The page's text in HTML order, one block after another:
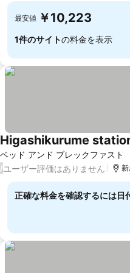
最安値 ￥10,223
1件のサイトの料金を表示
ベッド アンド ブレックファスト
Higashikurume
/ユーザー評価はありません
正確な料金を確認するには日